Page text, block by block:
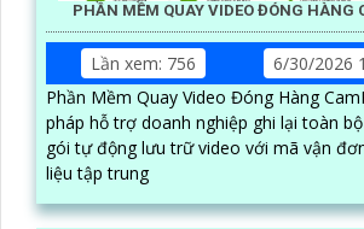
PHẦN MỀM QUAY VIDEO ĐÓNG HÀNG
Lần xem: 756
6/30/2026
Phần Mềm Quay Video Đóng Hàng
pháp hỗ trợ doanh nghiệp ghi lại toàn
gói tự động lưu trữ video với mã vận
liệu tập trung